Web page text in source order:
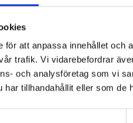
för att anpassa innehållet och
trafik. Vi vidarebefordrar
och analysföretag som vi
har tillhandahållit eller som
bästa
2026